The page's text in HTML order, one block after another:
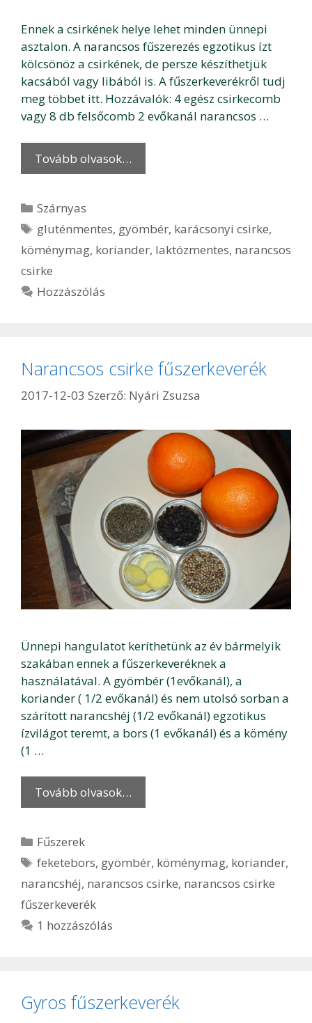
Ennek a csirkének helye lehet minden ünnepi
asztalon. A narancsos fűszerezés egzotikus ízt
kölcsönöz a csirkének, de persze készíthetjük
kacsából vagy libából is. A fűszerkeverékről tudj
meg többet itt. Hozzávalók: 4 egész csirkecomb
vagy 8 db felsőcomb 2 evőkanál narancsos …
Tovább olvasok…
Kategória
Szárnyas
Címkék
gluténmentes, gyömbér, karácsonyi csirke,
köménymag, koriander, laktózmentes, narancsos
csirke
Hozzászólás
Narancsos csirke fűszerkeverék
2017-12-03 Szerző: Nyári Zsuzsa
Ünnepi hangulatot keríthetünk az év bármelyik
szakában ennek a fűszerkeveréknek a
használatával. A gyömbér (1evőkanál), a
koriander ( 1/2 evőkanál) és nem utolsó sorban a
szárított narancshéj (1/2 evőkanál) egzotikus
ízvilágot teremt, a bors (1 evőkanál) és a kömény
(1 …
Tovább olvasok…
Kategória
Fűszerek
Címkék
feketebors, gyömbér, köménymag, koriander,
narancshéj, narancsos csirke, narancsos csirke
fűszerkeverék
1 hozzászólás
Gyros fűszerkeverék